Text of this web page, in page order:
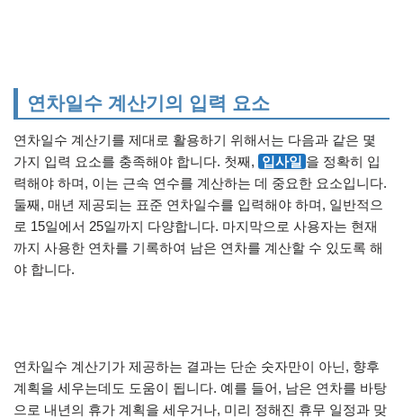
연차일수 계산기의 입력 요소
연차일수 계산기를 제대로 활용하기 위해서는 다음과 같은 몇
가지 입력 요소를 충족해야 합니다. 첫째, 입사일 을 정확히 입
력해야 하며, 이는 근속 연수를 계산하는 데 중요한 요소입니다.
둘째, 매년 제공되는 표준 연차일수를 입력해야 하며, 일반적으
로 15일에서 25일까지 다양합니다. 마지막으로 사용자는 현재
까지 사용한 연차를 기록하여 남은 연차를 계산할 수 있도록 해
야 합니다.
연차일수 계산기가 제공하는 결과는 단순 숫자만이 아닌, 향후
계획을 세우는데도 도움이 됩니다. 예를 들어, 남은 연차를 바탕
으로 내년의 휴가 계획을 세우거나, 미리 정해진 휴무 일정과 맞